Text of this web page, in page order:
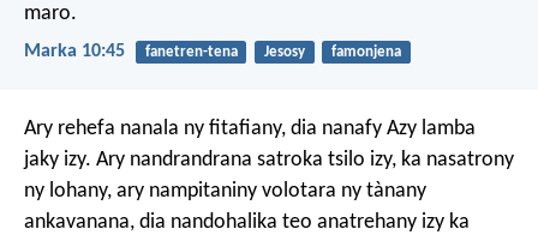
maro.
Marka 10:45 fanetren-tena Jesosy famonjena
Ary rehefa nanala ny fitafiany, dia nanafy Azy lamba
jaky izy. Ary nandrandrana satroka tsilo izy, ka nasatrony
ny lohany, ary nampitaniny volotara ny tànany
ankavanana, dia nandohalika teo anatrehany izy ka